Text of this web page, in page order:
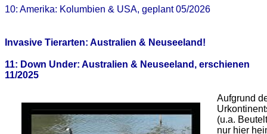
10: Amerika: Kolumbien & USA, geplant 05/2026
Invasive Tierarten: Australien & Neuseeland!
11: Down Under: Australien & Neuseeland, erschienen
11/2025
Aufgrund
(u.a.
nur hier